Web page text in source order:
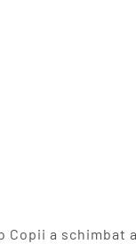
a schimbat